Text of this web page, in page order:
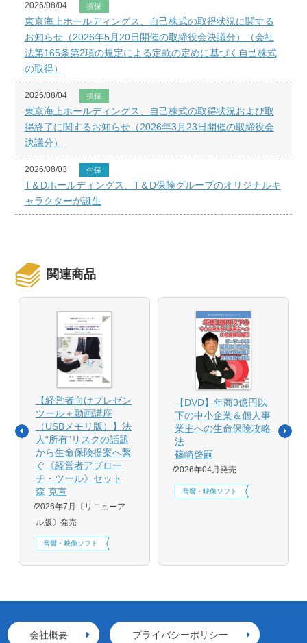
2026/08/04 損保
東京海上ホールディングス、自己株式の取得状況に関する
お知らせ（2026年5月20日開催の取締役会決議分）（会社
法第165条第2項の規定による定款の定めに基づく自己株式
の取得）
2026/08/04 損保
東京海上ホールディングス、自己株式の取得状況および取
得終了に関するお知らせ（2026年3月23日開催の取締役会
決議分）
2026/08/03 生保
T＆Dホールディングス、T＆D保険グループのオリジナルキ
ャラクターが誕生
関連商品
【経営者向けプレゼン
ツール＋動画講座
（USBメモリ版）】法
人“所有”リスクの話題
から生命保険提案へ繋
ぐ《経営者アプロー
チ・ツール》セット
森 克宣
2026年7月〔リニューア
ル版〕発売
音響・映像ソフト
【DVD】年商3億円以
下の中小企業＆個人事
業主への生命保険攻略
法
篠崎啓嗣
2026年04月発売
音響・映像ソフト
会社概要 プライバシーポリシー